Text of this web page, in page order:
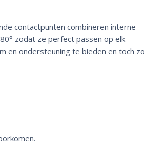
contactpunten combineren interne
zodat ze perfect passen op elk
en ondersteuning te bieden en toch zo